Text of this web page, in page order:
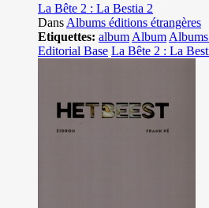
La Bête 2 : La Bestia 2
Dans Albums éditions étrangères
Etiquettes: album Album
Editorial Base La Bête 2 : La